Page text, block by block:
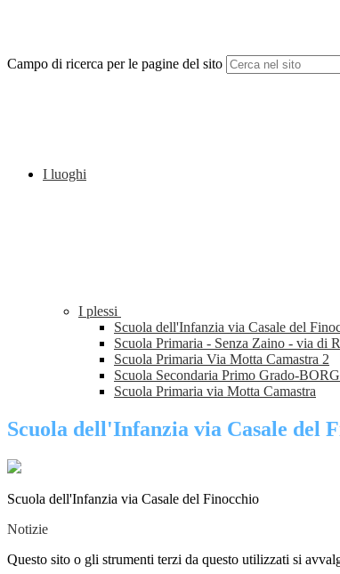
Campo di ricerca per le pagine del sito
I luoghi
I plessi
Scuola dell'Infanzia via Casale del
Scuola Primaria - Senza Zaino - via di
Scuola Primaria Via Motta Camastra 2
Scuola Secondaria Primo Grado-
Scuola Primaria via Motta Camastra
Scuola dell'Infanzia via Casale del
Scuola dell'Infanzia via Casale del Finocchio
Notizie
Questo sito o gli strumenti terzi da questo utilizzati si